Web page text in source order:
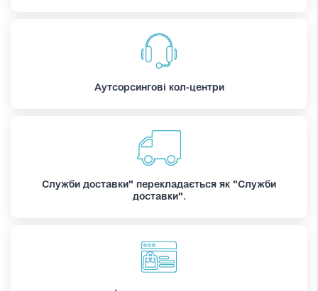
Аутсорсингові кол-центри
Служби доставки" перекладається як "Служби
доставки".